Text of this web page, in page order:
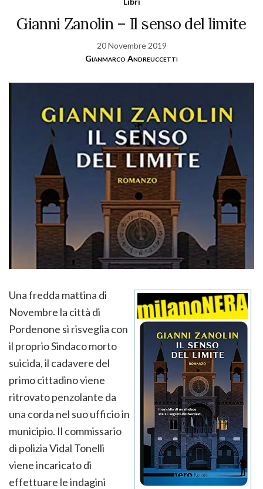
Gianni Zanolin – Il senso del limite
20 Novembre 2019
Gianmarco Andreuccetti
Una fredda mattina di
Novembre la città di
Pordenone si risveglia con
il proprio Sindaco morto
suicida, il cadavere del
primo cittadino viene
ritrovato penzolante da
una corda nel suo ufficio in
municipio. Il commissario
di polizia Vidal Tonelli
viene incaricato di
effettuare le indagini